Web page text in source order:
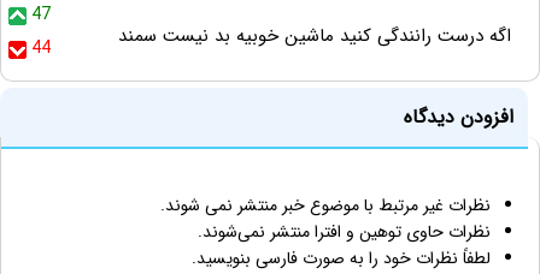
47
44
اگه درست رانندگی کنید ماشین خوبیه بد نیست سمند
افزودن دیدگاه
نظرات غیر مرتبط با موضوع خبر منتشر نمی شوند.
نظرات حاوی توهین و افترا منتشر نمی‌شوند.
لطفاً نظرات خود را به صورت فارسی بنویسید.